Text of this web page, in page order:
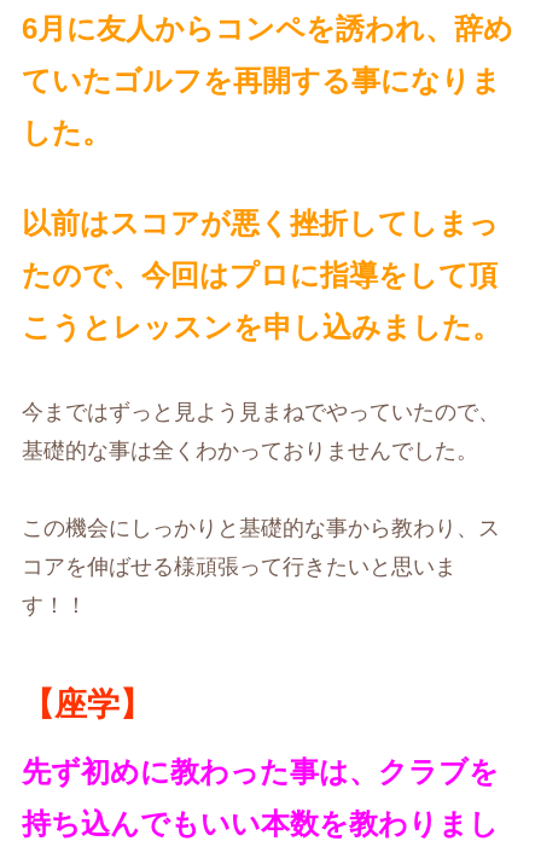
6月に友人からコンペを誘われ、辞め
ていたゴルフを再開する事になりま
した。
以前はスコアが悪く挫折してしまっ
たので、今回はプロに指導をして頂
こうとレッスンを申し込みました。
今まではずっと見よう見まねでやっていたので、
基礎的な事は全くわかっておりませんでした。
この機会にしっかりと基礎的な事から教わり、ス
コアを伸ばせる様頑張って行きたいと思いま
す！！
【座学】
先ず初めに教わった事は、クラブを
持ち込んでもいい本数を教わりまし